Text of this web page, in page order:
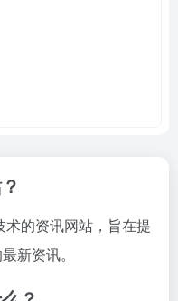
的资讯网站，旨在提
新资讯。